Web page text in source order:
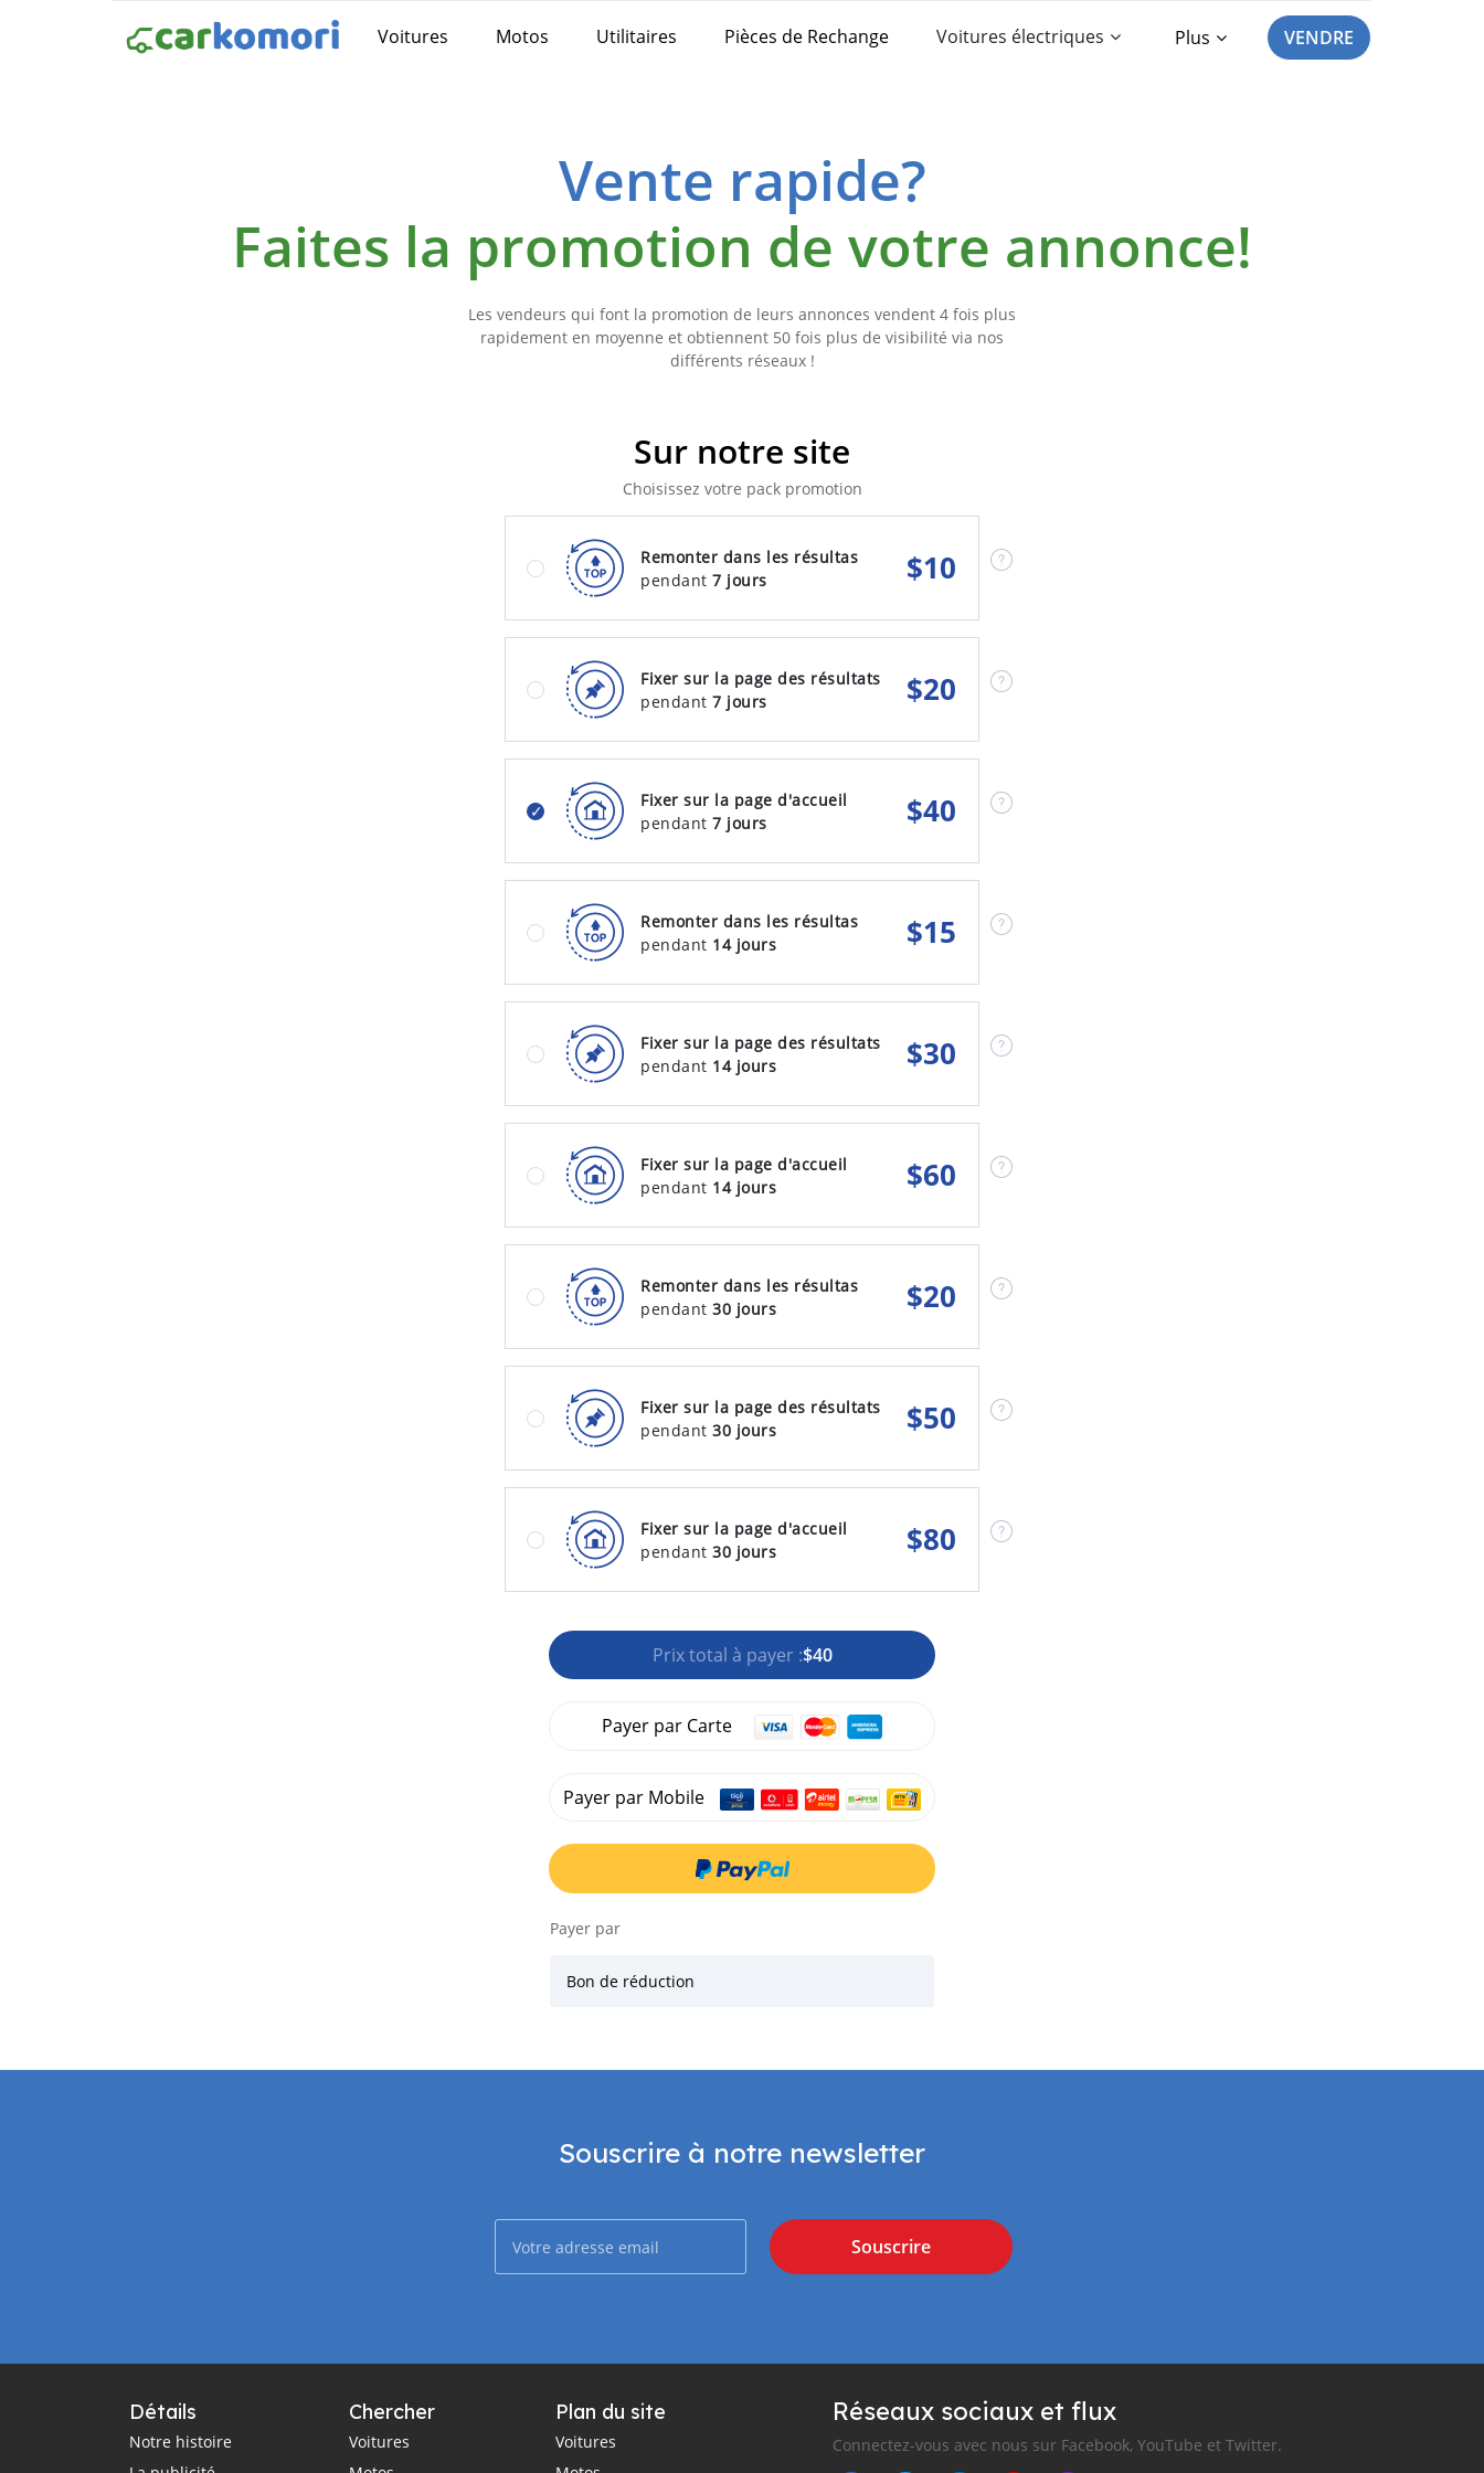
Voitures Motos Utilitaires Pièces de Rechange Voitures électriques Plus VENDRE
Vente rapide?
Faites la promotion de votre annonce!
Les vendeurs qui font la promotion de leurs annonces vendent 4 fois plus
rapidement en moyenne et obtiennent 50 fois plus de visibilité via nos
différents réseaux !
Sur notre site
Choisissez votre pack promotion
Remonter dans les résultas
pendant 7 jours $10
Fixer sur la page des résultats
pendant 7 jours $20
Fixer sur la page d'accueil
pendant 7 jours $40
Remonter dans les résultas
pendant 14 jours $15
Fixer sur la page des résultats
pendant 14 jours $30
Fixer sur la page d'accueil
pendant 14 jours $60
Remonter dans les résultas
pendant 30 jours $20
Fixer sur la page des résultats
pendant 30 jours $50
Fixer sur la page d'accueil
pendant 30 jours $80
Prix total à payer :$40
Payer par Carte
Payer par Mobile
Payer par
Bon de réduction
Souscrire à notre newsletter
Souscrire
Détails
Notre histoire
Chercher
Voitures
Plan du site
Voitures
Réseaux sociaux et flux
Connectez-vous avec nous sur Facebook, YouTube et Twitter.